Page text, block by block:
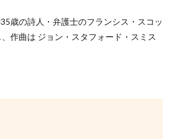
歳の詩人・弁護士のフランシス・スコッ
、作曲は ジョン・スタフォード・スミス